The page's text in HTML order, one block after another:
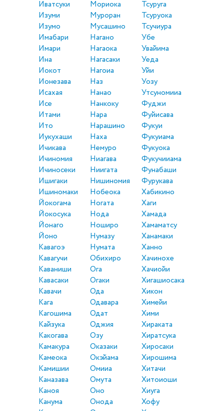
Иватсуки
Изуми
Изумо
Имабари
Имари
Ина
Иокот
Ионезава
Исахая
Исе
Итами
Ито
Иукухаши
Ичикава
Ичиномия
Ичиносеки
Ишигаки
Ишиномаки
Йокогама
Йокосука
Йонаго
Йоно
Кавагоэ
Кавагучи
Каваниши
Кавасаки
Кавачи
Кага
Кагошима
Кайзука
Какогава
Камакура
Камеока
Камишии
Каназава
Каноя
Канума
Мориока
Муроран
Мусашино
Нагано
Нагаока
Нагасаки
Нагоиа
Наз
Нанао
Нанкоку
Нара
Нарашино
Наха
Немуро
Ниагава
Ниигата
Нишиномия
Нобеока
Ногата
Нода
Ноширо
Нумазу
Нумата
Обихиро
Ога
Огаки
Ода
Одавара
Одат
Оджия
Озу
Оказаки
Окэйама
Омииа
Омута
Оно
Онода
Тсуруга
Тсуруока
Тсучиура
Убе
Увайима
Уеда
Уйи
Уозу
Утсуномииа
Фуджи
Фуйисава
Фукуи
Фукуиама
Фукуока
Фукучииама
Фунабаши
Фурукава
Хабикино
Хаги
Хамада
Хамаматсу
Ханамаки
Ханно
Хачинохе
Хачиойи
Хигашиосака
Хикон
Химейи
Хими
Хираката
Хиратсука
Хиросаки
Хирошима
Хитачи
Хитоиоши
Хиуга
Хофу